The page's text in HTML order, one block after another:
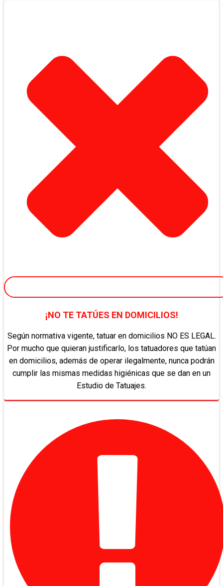
¡NO TE TATÚES EN DOMICILIOS!
Según normativa vigente, tatuar en domicilios NO ES LEGAL.
Por mucho que quieran justificarlo, los tatuadores que tatúan
en domicilios, además de operar ilegalmente, nunca podrán
cumplir las mismas medidas higiénicas que se dan en un
Estudio de Tatuajes.